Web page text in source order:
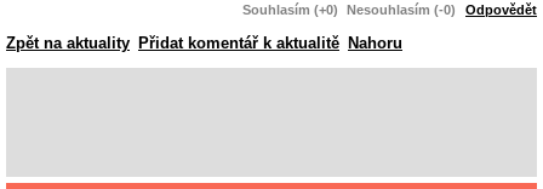
Souhlasím (+0) Nesouhlasím (-0) Odpovědět
Zpět na aktuality Přidat komentář k aktualitě Nahoru